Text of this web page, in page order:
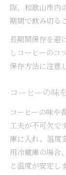
際、和歌山市内
期間で飲み切る
長期間保存を避
しコーヒーのコ
保存方法に注意
コーヒーの味
コーヒーの味や
工夫が不可欠で
庫に入れ、温度
用冷蔵庫の場合
と温度が安定し